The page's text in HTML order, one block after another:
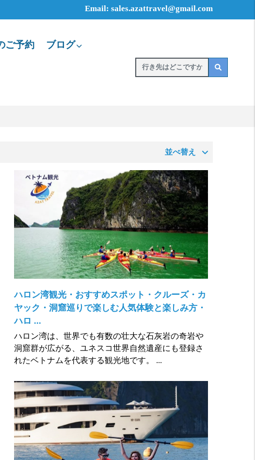
Email: sales.azattravel@gmail.com
ご予約 ブログ
並べ替え
ハロン湾観光・おすすめスポット・クルーズ・カ
ヤック・洞窟巡りで楽しむ人気体験と楽しみ方・
ハロ ...
ハロン湾は、世界でも有数の壮大な石灰岩の奇岩や
洞窟群が広がる、ユネスコ世界自然遺産にも登録さ
れたベトナムを代表する観光地です。 ...